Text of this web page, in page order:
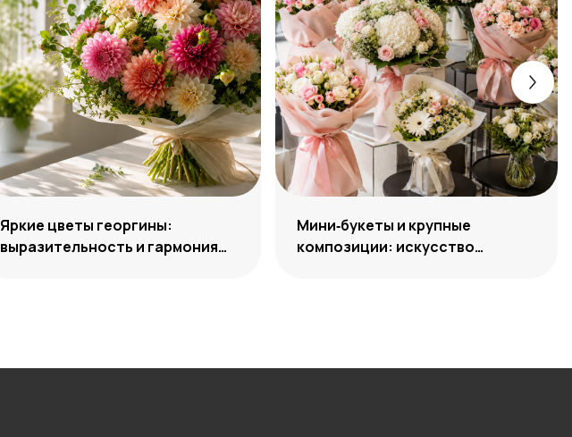
Яркие цветы георгины:
выразительность и гармония
Мини‑букеты и крупные
композиции: искусство